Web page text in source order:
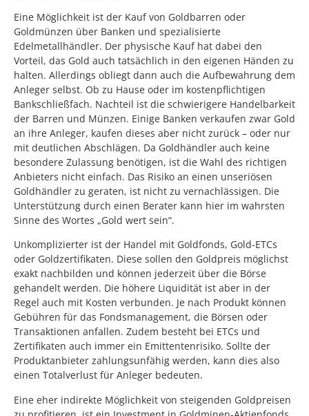
Eine Möglichkeit ist der Kauf von Goldbarren oder
Goldmünzen über Banken und spezialisierte
Edelmetallhändler. Der physische Kauf hat dabei den
Vorteil, das Gold auch tatsächlich in den eigenen Händen zu
halten. Allerdings obliegt dann auch die Aufbewahrung dem
Anleger selbst. Ob zu Hause oder im kostenpflichtigen
Bankschließfach. Nachteil ist die schwierigere Handelbarkeit
der Barren und Münzen. Einige Banken verkaufen zwar Gold
an ihre Anleger, kaufen dieses aber nicht zurück – oder nur
mit deutlichen Abschlägen. Da Goldhändler auch keine
besondere Zulassung benötigen, ist die Wahl des richtigen
Anbieters nicht einfach. Das Risiko an einen unseriösen
Goldhändler zu geraten, ist nicht zu vernachlässigen. Die
Unterstützung durch einen Berater kann hier im wahrsten
Sinne des Wortes „Gold wert sein“.
Unkomplizierter ist der Handel mit Goldfonds, Gold-ETCs
oder Goldzertifikaten. Diese sollen den Goldpreis möglichst
exakt nachbilden und können jederzeit über die Börse
gehandelt werden. Die höhere Liquidität ist aber in der
Regel auch mit Kosten verbunden. Je nach Produkt können
Gebühren für das Fondsmanagement, die Börsen oder
Transaktionen anfallen. Zudem besteht bei ETCs und
Zertifikaten auch immer ein Emittentenrisiko. Sollte der
Produktanbieter zahlungsunfähig werden, kann dies also
einen Totalverlust für Anleger bedeuten.
Eine eher indirekte Möglichkeit von steigenden Goldpreisen